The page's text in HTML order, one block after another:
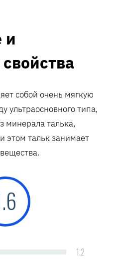
и
собой очень мягкую
ультраосновного типа,
минерала талька,
этом тальк занимает
1.2